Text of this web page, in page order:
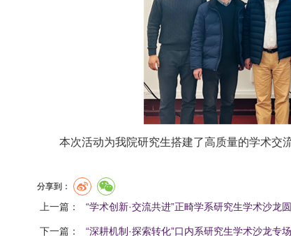
本次活动为我院研究生搭建了高质量的学术交
分享到：
上一篇： “学术创新·交流共进”正畸学系研究生学术沙龙
下一篇： “深耕机制·探索转化”口内系研究生学术沙龙专